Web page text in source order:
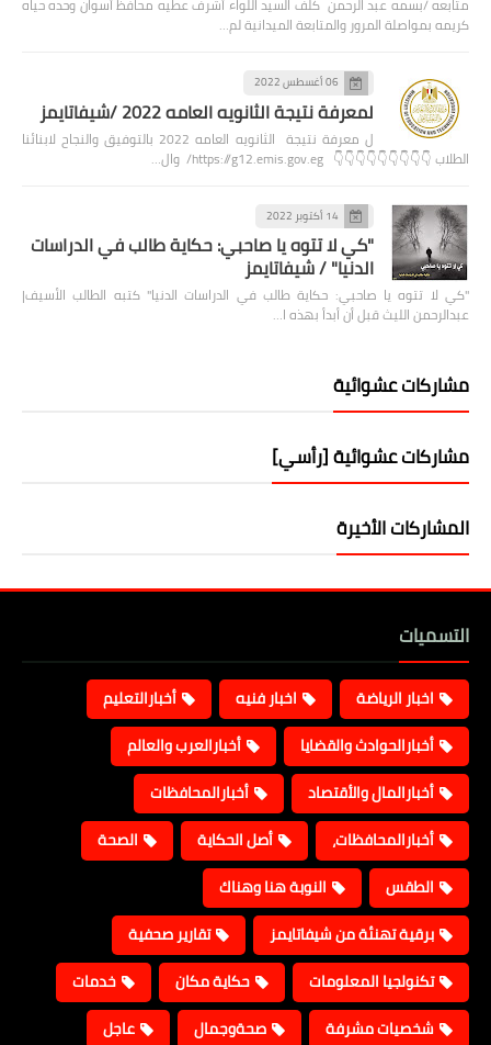
متابعه /بسمه عبد الرحمن كلف السيد اللواء أشرف عطيه محافظ أسوان وحده حياه
كريمه بمواصلة المرور والمتابعة الميدانية لم…
06 أغسطس 2022
لمعرفة نتيجة الثانويه العامه 2022 /شيفاتايمز
ل معرفة نتيجة الثانويه العامه 2022 بالتوفيق والنجاح لابنائنا
الطلاب 👇👇👇👇👇👇👇👇👇 https://g12.emis.gov.eg/ وال…
14 أكتوبر 2022
"كي لا تتوه يا صاحبي: حكاية طالب في الدراسات
الدنيا" / شيفاتايمز
"كي لا تتوه يا صاحبي: حكاية طالب في الدراسات الدنيا" كتبه الطالب الأسيف|
عبدالرحمن الليث قبل أن أبدأ بهذه ا…
مشاركات عشوائية
مشاركات عشوائية [رأسي]
المشاركات الأخيرة
التسميات
اخبار الرياضة اخبار فنيه
أخبارالتعليم
أخبارالحوادث والقضايا
أخبارالعرب والعالم
أخبارالمال والأقتصاد
أخبارالمحافظات
أخبارالمحافظات،
أصل الحكاية
الصحة
الطقس
النوبة هنا وهناك
برقية تهنئة من شيفاتايمز
تقارير صحفية
تكنولجيا المعلومات
حكاية مكان
خدمات
شخصيات مشرفة
صحةوجمال
عاجل